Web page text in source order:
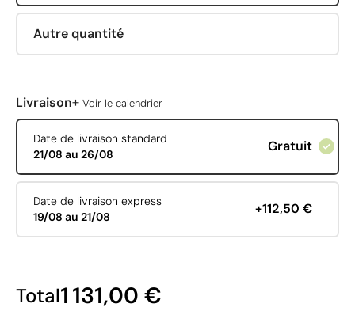
Autre quantité
Livraison+ Voir le calendrier
Date de livraison standard
21/08 au 26/08
Gratuit
Date de livraison express
19/08 au 21/08
+112,50 €
Total1 131,00 €